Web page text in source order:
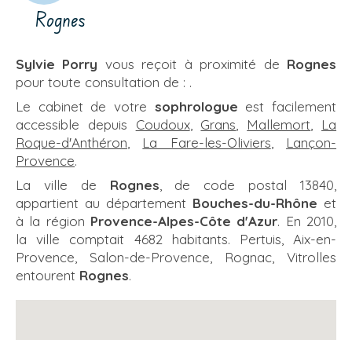
Rognes
Sylvie Porry vous reçoit à proximité de Rognes
pour toute consultation de : .
Le cabinet de votre sophrologue est facilement
accessible depuis Coudoux, Grans Mallemort
La
Roque-d'Anthéron
La Fare-les-Oliviers
Lançon-
Provence.
La ville de Rognes , de code postal 13840,
appartient au département Bouches-du-Rhône et
à la région Provence-Alpes-Côte d'Azur. En 2010,
la ville comptait 4682 habitants. Pertuis, Aix-en-
Provence, Salon-de-Provence, Rognac, Vitrolles
entourent Rognes.